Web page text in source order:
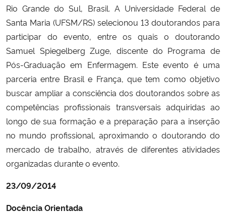
Rio Grande do Sul, Brasil. A Universidade Federal de
Santa Maria (UFSM/RS) selecionou 13 doutorandos para
participar do evento, entre os quais o doutorando
Samuel Spiegelberg Zuge, discente do Programa de
Pós-Graduação em Enfermagem. Este evento é uma
parceria entre Brasil e França, que tem como objetivo
buscar ampliar a consciência dos doutorandos sobre as
competências profissionais transversais adquiridas ao
longo de sua formação e a preparação para a inserção
no mundo profissional, aproximando o doutorando do
mercado de trabalho, através de diferentes atividades
organizadas durante o evento.
23/09/2014
Docência Orientada